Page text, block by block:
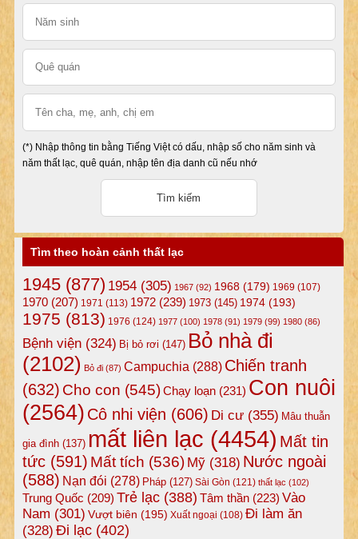
(*) Nhập thông tin bằng Tiếng Việt có dấu, nhập số cho năm sinh và
năm thất lạc, quê quán, nhập tên địa danh cũ nếu nhớ
Tìm theo hoàn cảnh thất lạc
1945(877) 1954(305) 1967(92) 1968(179) 1969 (107)
1970(207) 1971 (113) 1972(239) 1973(145) 1974(193)
1975 (813) 1976 (124) 1977(100) 1978(91) 1979(99) 1980(86)
Bệnh viện(324) Bị bỏ rơi (147) Bỏ nhà đi
(2102) Bỏ đi(87) Campuchia (288) Chiến tranh
(632) Cho con (545)Chạy loạn(231) Con nuôi
(2564) Cô nhi viện (606) Di cư(355) Mâu thuẫn
gia đình(137) mất liên lạc (4454) Mất tin
tức(591) Mất tích (536) Mỹ(318) Nước ngoài
(588) Nạn đói (278) Pháp(127) Sài Gòn (121) thất lạc (102)
Trung Quốc (209) Trẻ lạc(388) Tâm thần(223) Vào
Nam (301) Vượt biên (195) Xuất ngoại (108) Đi làm ăn
(328) Đi lạc(402)